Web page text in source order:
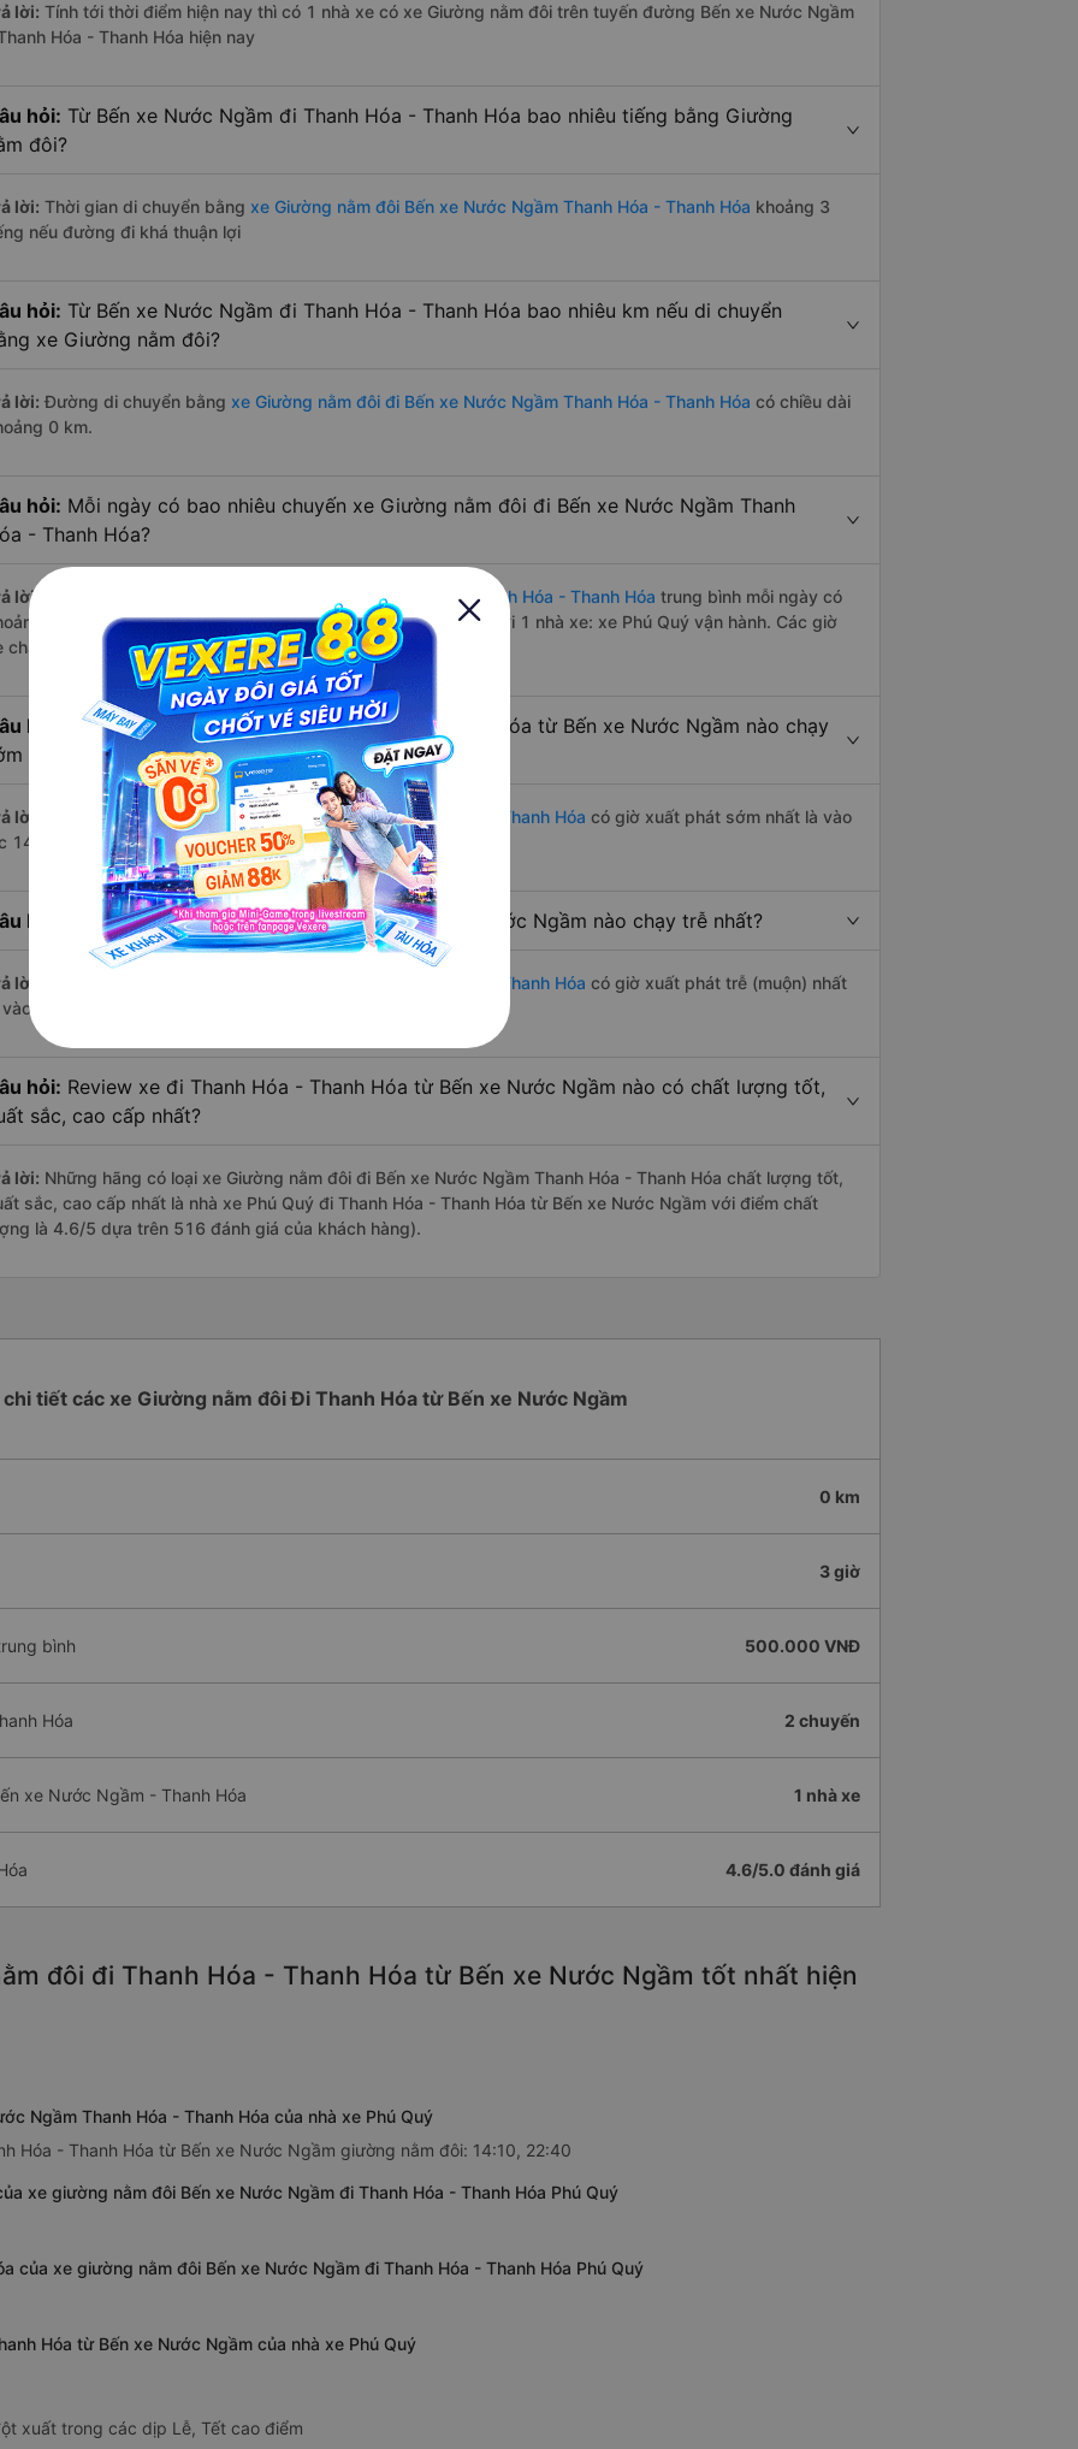
lời: Tính tới thời điểm hiện nay thì có 1 nhà xe có xe Giường nằm đôi trên tuyến đường Bến xe Nước Ngầm
Hóa - Thanh Hóa hiện nay
hỏi: Từ Bến xe Nước Ngầm đi Thanh Hóa - Thanh Hóa bao nhiêu tiếng bằng Giường
đôi?
lời: Thời gian di chuyển bằng xe Giường nằm đôi Bến xe Nước Ngầm Thanh Hóa - Thanh Hóa khoảng 3
nếu đường đi khá thuận lợi
hỏi: Từ Bến xe Nước Ngầm đi Thanh Hóa - Thanh Hóa bao nhiêu km nếu di chuyển
xe Giường nằm đôi?
lời: Đường di chuyển bằng xe Giường nằm đôi đi Bến xe Nước Ngầm Thanh Hóa - Thanh Hóa có chiều dài
0 km.
hỏi: Mỗi ngày có bao nhiêu chuyến xe Giường nằm đôi đi Bến xe Nước Ngầm Thanh
- Thanh Hóa?
lời: xe Giường nằm đôi Bến xe Nước Ngầm Thanh Hóa - Thanh Hóa trung bình mỗi ngày có
2 chuyến trênVexere.combắt đầu từ 14:10 đến 22:40 bởi 1 nhà xe: xe Phú Quý vận hành. Các giờ
chạy có đầy đủ cả ban ngày, buổi trưa, buổi chiều, ban đêm
hỏi:
Nhà xe Giường nằm đôi đi Thanh Hóa - Thanh Hóa từ Bến xe Nước Ngầm nào chạy
nhất?
lời: ChuyếnGiường nằm đôi Bến xe Nước Ngầm Thanh Hóa - Thanh Hóa có giờ xuất phát sớm nhất là vào
14:10 là của nhà xe Phú Quý.
hỏi: Nhà xe đi Thanh Hóa - Thanh Hóa từ Bến xe Nước Ngầm nào chạy trễ nhất?
lời: Giường nằm đôi Bến xe Nước Ngầm Thanh Hóa - Thanh Hóa có giờ xuất phát trễ (muộn) nhất
vào lúc 22:40 là của nhà xe Phú Quý.
hỏi: Review xe đi Thanh Hóa - Thanh Hóa từ Bến xe Nước Ngầm nào có chất lượng tốt,
sắc, cao cấp nhất?
lời: Những hãng có loại xe Giường nằm đôi đi Bến xe Nước Ngầm Thanh Hóa - Thanh Hóa chất lượng tốt,
sắc, cao cấp nhất là nhà xe Phú Quý đi Thanh Hóa - Thanh Hóa từ Bến xe Nước Ngầm với điểm chất
là 4.6/5 dựa trên 516 đánh giá của khách hàng).
tiết các xe Giường nằm đôi Đi Thanh Hóa từ Bến xe Nước Ngầm
0 km
3 giờ
bình 500.000 VNĐ
Hóa 2 chuyến
xe Nước Ngầm - Thanh Hóa 1 nhà xe
4.6/5.0 đánh giá
đôi đi Thanh Hóa - Thanh Hóa từ Bến xe Nước Ngầm tốt nhất hiện
Ngầm Thanh Hóa - Thanh Hóa của nhà xe Phú Quý
Hóa - Thanh Hóa từ Bến xe Nước Ngầm giường nằm đôi: 14:10, 22:40
xe giường nằm đôi Bến xe Nước Ngầm đi Thanh Hóa - Thanh Hóa Phú Quý
của xe giường nằm đôi Bến xe Nước Ngầm đi Thanh Hóa - Thanh Hóa Phú Quý
Hóa từ Bến xe Nước Ngầm của nhà xe Phú Quý
xuất trong các dịp Lễ, Tết cao điểm